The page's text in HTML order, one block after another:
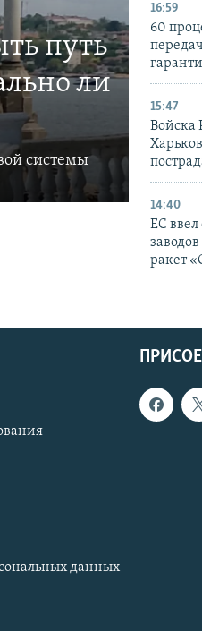
путь
ли
системы
16:59
60
15:47
Войска
14:40
ЕС
ракет
данных